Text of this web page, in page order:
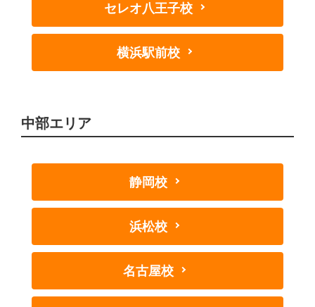
セレオ八王子校
横浜駅前校
中部エリア
静岡校
浜松校
名古屋校